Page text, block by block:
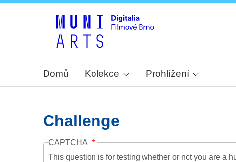
Domů Kolekce Prohlížení
Challenge
CAPTCHA
This question is for testing whether or not you are a